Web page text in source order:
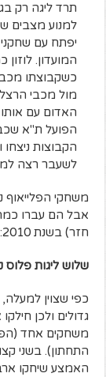
תרד ליגה רק
למנוע מצבים
יפתח עם
כשקבוצתו
מול מכבי
האדום עם
הפועל ת"א
הקבוצות
לשעבר רצה
משחקי הפלייאוף
אבל הם עברו כמה
חזר) בשנת 2010:
שלוש ליגות פלוס קיזוז 09/10-10/11
כפי שצוין
גדולים ולכן
משחקים אחד
התחתון). בשני
האמצע שיחקו